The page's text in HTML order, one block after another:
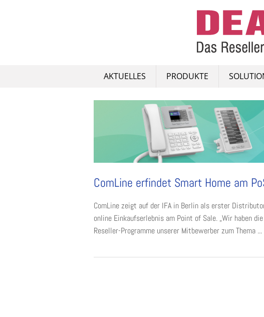
AKTUELLES PRODUKTE
ComLine erfindet Smart Home am
ComLine zeigt auf der IFA in Berlin als erster
online Einkaufserlebnis am Point of Sale. „Wir haben
Reseller-Programme unserer Mitbewerber zum Thema ...